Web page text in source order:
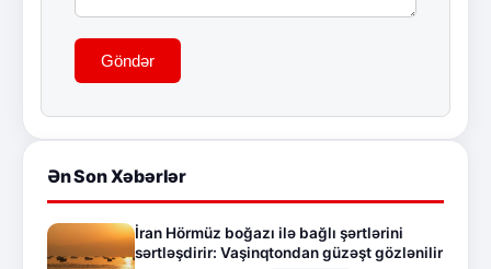
Göndər
Ən Son Xəbərlər
İran Hörmüz boğazı ilə bağlı şərtlərini
sərtləşdirir: Vaşinqtondan güzəşt gözlənilir